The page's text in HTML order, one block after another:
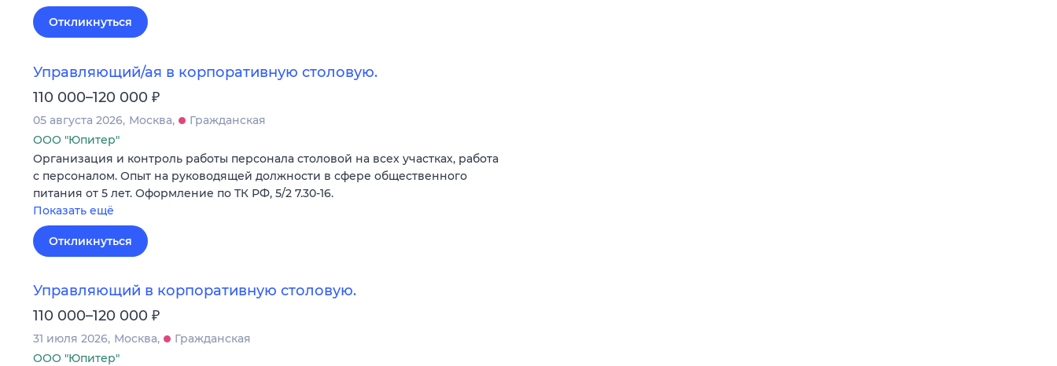
Откликнуться
Управляющий/ая в корпоративную столовую.
110 000–120 000 ₽
05 августа 2026 Москва
Гражданская
ООО "Юпитер"
Организация и контроль работы персонала столовой на всех участках, работа
с персоналом. Опыт на руководящей должности в сфере общественного
питания от 5 лет. Оформление по ТК РФ, 5/2 7.30-16.
Показать ещё
Откликнуться
Управляющий в корпоративную столовую.
110 000–120 000 ₽
31 июля 2026 Москва
Гражданская
ООО "Юпитер"